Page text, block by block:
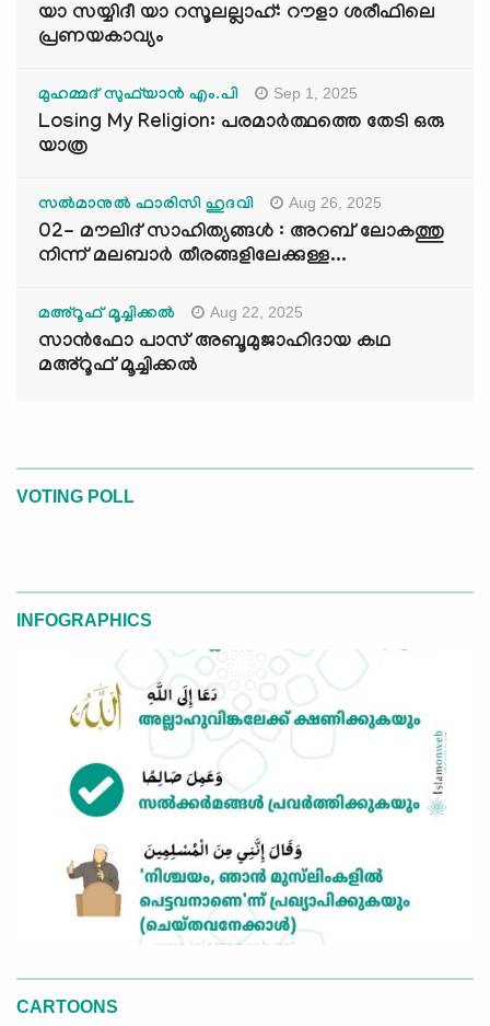
യാ സയ്യിദീ യാ റസൂലല്ലാഹ്: റൗളാ ശരീഫിലെ
പ്രണയകാവ്യം
മുഹമ്മദ് സുഫ്‌യാൻ എം.പി Sep 1, 2025
Losing My Religion: പരമാർത്ഥത്തെ തേടി ഒരു
യാത്ര
സൽമാനുൽ ഫാരിസി ഹുദവി Aug 26, 2025
02- മൗലിദ് സാഹിത്യങ്ങൾ : അറബ് ലോകത്തു
നിന്ന് മലബാർ തീരങ്ങളിലേക്കുള്ള...
മഅ്റൂഫ് മൂച്ചിക്കല്‍ Aug 22, 2025
സാൻഫോ പാസ് അബൂമുജാഹിദായ കഥ
മഅ്റൂഫ് മൂച്ചിക്കല്‍
VOTING POLL
INFOGRAPHICS
CARTOONS